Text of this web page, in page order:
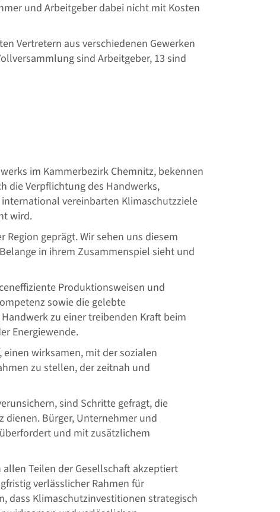
und Arbeitgeber dabei nicht mit Kosten
Vertretern aus verschiedenen Gewerken
sind Arbeitgeber, 13 sind
im Kammerbezirk Chemnitz, bekennen
die Verpflichtung des Handwerks,
vereinbarten Klimaschutzziele
wird.
geprägt. Wir sehen uns diesem
in ihrem Zusammenspiel sieht und
Produktionsweisen und
sowie die gelebte
zu einer treibenden Kraft beim
Energiewende.
wirksamen, mit der sozialen
zu stellen, der zeitnah und
sind Schritte gefragt, die
dienen. Bürger, Unternehmer und
und mit zusätzlichem
Teilen der Gesellschaft akzeptiert
verlässlicher Rahmen für
dass Klimaschutzinvestitionen strategisch